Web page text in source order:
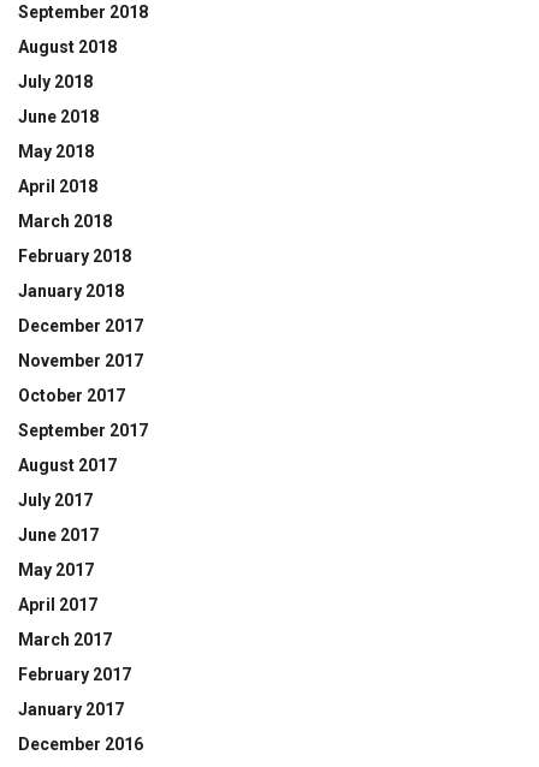
September 2018
August 2018
July 2018
June 2018
May 2018
April 2018
March 2018
February 2018
January 2018
December 2017
November 2017
October 2017
September 2017
August 2017
July 2017
June 2017
May 2017
April 2017
March 2017
February 2017
January 2017
December 2016